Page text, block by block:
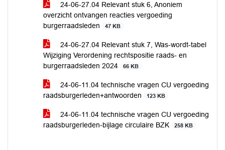
24-06-27.04 Relevant stuk 6, Anoniem
overzicht ontvangen reacties vergoeding
burgerraadsleden
47 KB
24-06-27.04 Relevant stuk 7, Was-wordt-tabel
Wijziging Verordening rechtspositie raads- en
burgerraadsleden 2024
66 KB
24-06-11.04 technische vragen CU vergoeding
raadsburgerleden+antwoorden
123 KB
24-06-11.04 technische vragen CU vergoeding
raadsburgerleden-bijlage circulaire BZK
258 KB